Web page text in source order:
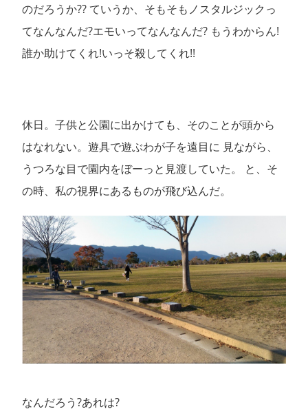
のだろうか?? ていうか、そもそもノスタルジックっ
てなんなんだ?エモいってなんなんだ? もうわからん!
誰か助けてくれ!いっそ殺してくれ!!
休日。子供と公園に出かけても、そのことが頭から
はなれない。遊具で遊ぶわが子を遠目に 見ながら、
うつろな目で園内をぼーっと見渡していた。 と、そ
の時、私の視界にあるものが飛び込んだ。
なんだろう?あれは?